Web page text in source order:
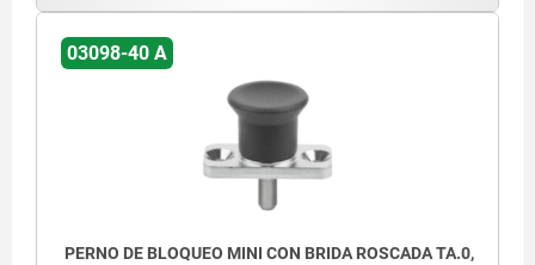
03098-40 A
PERNO DE BLOQUEO MINI CON BRIDA ROSCADA TA.0,